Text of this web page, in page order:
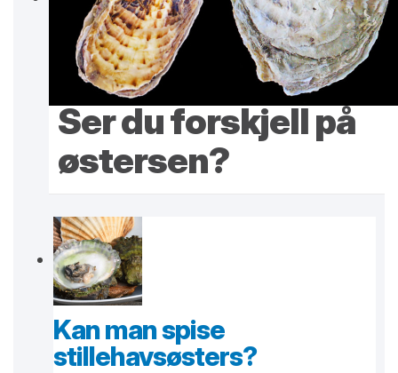
Ser du forskjell på
østersen?
Kan man spise
stillehavsøsters?